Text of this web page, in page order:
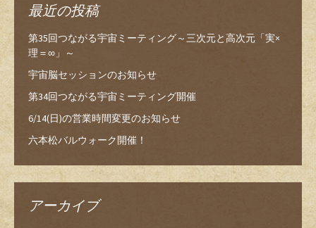
最近の投稿
第35回つながる宇宙ミーティング～三次元と高次元「実×
理＝∞」～
宇宙脳セッションのお知らせ
第34回つながる宇宙ミーティング開催
6/14(日)の営業時間変更のお知らせ
六本松バルウォーク開催！
アーカイブ